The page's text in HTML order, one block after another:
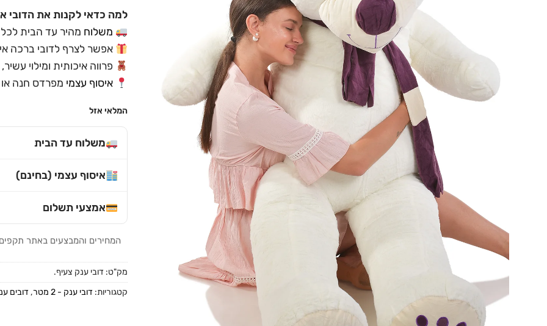
למה כדאי לקנות את הדובי
משלוח מהיר עד הבית
אפשר לצרף לדובי ברכה
פרווה איכותית ומילוי
איסוף עצמי מפרדס חנה
המלאי אזל
משלוח עד הבית
איסוף עצמי (בחינם)
אמצעי תשלום
המחירים והמבצעים באתר תקפים
מק"ט: דובי ענק צעיף.
קטגוריות: דובי ענק - 2 מטר , דובים